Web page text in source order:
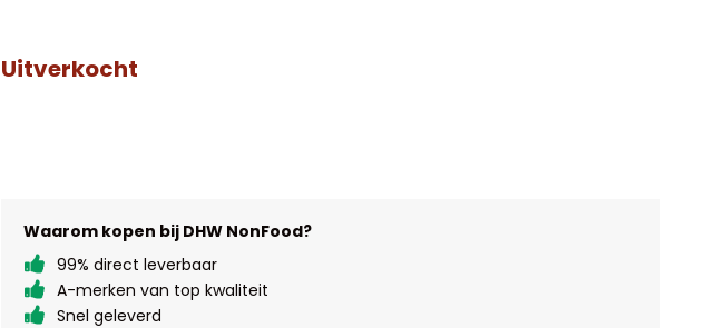
Uitverkocht
Waarom kopen bij DHW NonFood?
99% direct leverbaar
A-merken van top kwaliteit
Snel geleverd